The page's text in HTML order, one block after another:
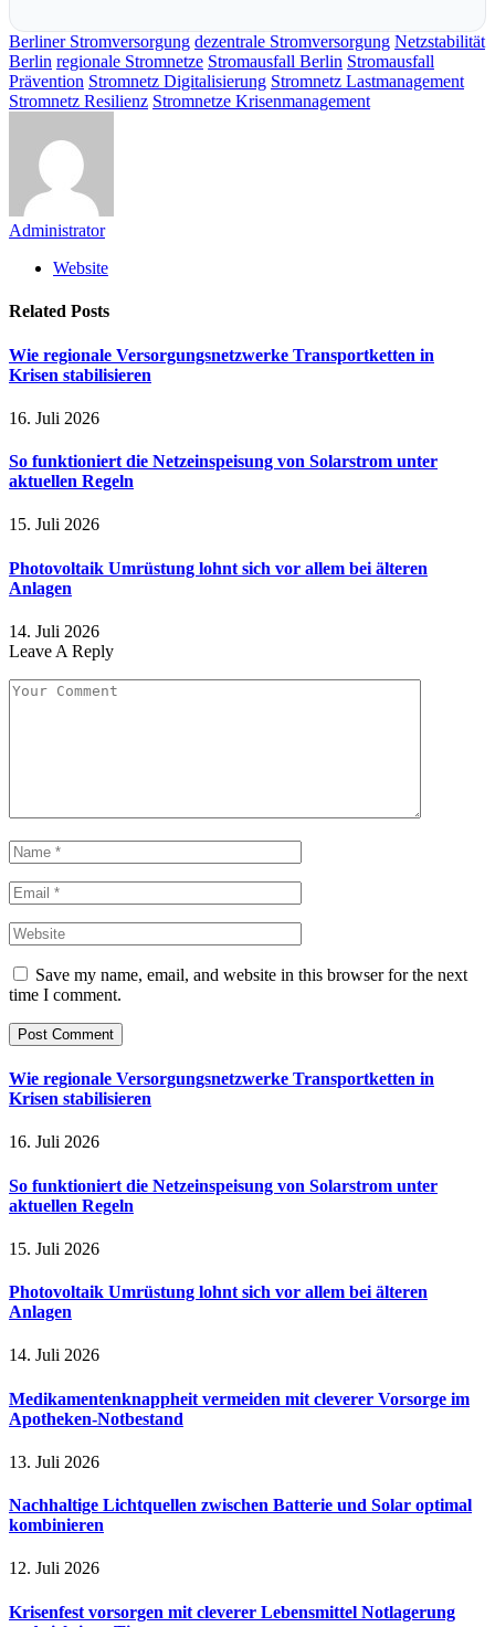
Berliner Stromversorgung dezentrale Stromversorgung Netzstabilität
Berlin regionale Stromnetze Stromausfall Berlin Stromausfall
Prävention Stromnetz Digitalisierung Stromnetz Lastmanagement
Stromnetz Resilienz Stromnetze Krisenmanagement
Administrator
Website
Related Posts
Wie regionale Versorgungsnetzwerke Transportketten in
Krisen stabilisieren
16. Juli 2026
So funktioniert die Netzeinspeisung von Solarstrom unter
aktuellen Regeln
15. Juli 2026
Photovoltaik Umrüstung lohnt sich vor allem bei älteren
Anlagen
14. Juli 2026
Leave A Reply
Save my name, email, and website in this browser for the next
time I comment.
Wie regionale Versorgungsnetzwerke Transportketten in
Krisen stabilisieren
16. Juli 2026
So funktioniert die Netzeinspeisung von Solarstrom unter
aktuellen Regeln
15. Juli 2026
Photovoltaik Umrüstung lohnt sich vor allem bei älteren
Anlagen
14. Juli 2026
Medikamentenknappheit vermeiden mit cleverer Vorsorge im
Apotheken-Notbestand
13. Juli 2026
Nachhaltige Lichtquellen zwischen Batterie und Solar optimal
kombinieren
12. Juli 2026
Krisenfest vorsorgen mit cleverer Lebensmittel Notlagerung